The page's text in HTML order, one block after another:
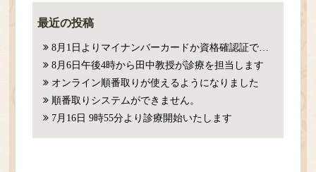
最近の投稿
8月1日よりマイナンバーカードか資格確認証での確認が必要になります。
8月6日午後4時から田中教授が診療を担当します
オンライン順番取りが使えるようになりました
順番取りシステムができません。
7月16日 9時55分より診療開始いたします